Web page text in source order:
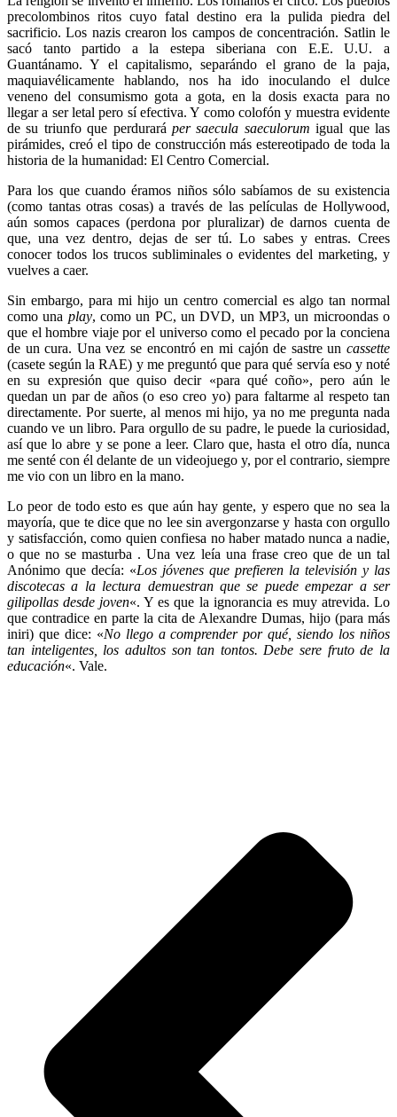
precolombinos ritos cuyo fatal destino era la pulida piedra del
sacrificio. Los nazis crearon los campos de concentración. Satlin le
sacó tanto partido a la estepa siberiana con E.E. U.U. a
Guantánamo. Y el capitalismo, separándo el grano de la paja,
maquiavélicamente hablando, nos ha ido inoculando el dulce
veneno del consumismo gota a gota, en la dosis exacta para no
llegar a ser letal pero sí efectiva. Y como colofón y muestra evidente
de su triunfo que perdurará per saecula saeculorum igual que las
pirámides, creó el tipo de construcción más estereotipado de toda la
historia de la humanidad: El Centro Comercial.
Para los que cuando éramos niños sólo sabíamos de su existencia
(como tantas otras cosas) a través de las películas de Hollywood,
aún somos capaces (perdona por pluralizar) de darnos cuenta de
que, una vez dentro, dejas de ser tú. Lo sabes y entras. Crees
conocer todos los trucos subliminales o evidentes del marketing, y
vuelves a caer.
Sin embargo, para mi hijo un centro comercial es algo tan normal
como una play, como un PC, un DVD, un MP3, un microondas o
que el hombre viaje por el universo como el pecado por la conciena
de un cura. Una vez se encontró en mi cajón de sastre un cassette
(casete según la RAE) y me preguntó que para qué servía eso y noté
en su expresión que quiso decir «para qué coño», pero aún le
quedan un par de años (o eso creo yo) para faltarme al respeto tan
directamente. Por suerte, al menos mi hijo, ya no me pregunta nada
cuando ve un libro. Para orgullo de su padre, le puede la curiosidad,
así que lo abre y se pone a leer. Claro que, hasta el otro día, nunca
me senté con él delante de un videojuego y, por el contrario, siempre
me vio con un libro en la mano.
Lo peor de todo esto es que aún hay gente, y espero que no sea la
mayoría, que te dice que no lee sin avergonzarse y hasta con orgullo
y satisfacción, como quien confiesa no haber matado nunca a nadie,
o que no se masturba . Una vez leía una frase creo que de un tal
Anónimo que decía: «Los jóvenes que prefieren la televisión y las
discotecas a la lectura demuestran que se puede empezar a ser
gilipollas desde joven«. Y es que la ignorancia es muy atrevida. Lo
que contradice en parte la cita de Alexandre Dumas, hijo (para más
iniri) que dice: «No llego a comprender por qué, siendo los niños
tan inteligentes, los adultos son tan tontos. Debe sere fruto de la
educación«. Vale.